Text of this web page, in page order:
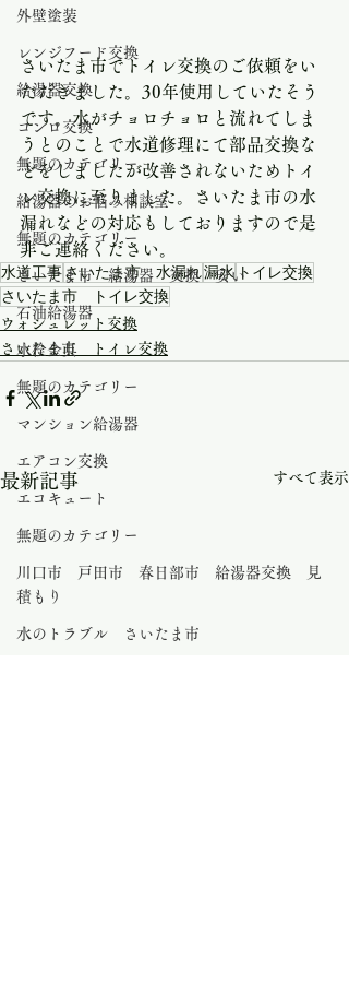
外壁塗装
レンジフード交換
給湯器交換
コンロ交換
無題のカテゴリー
給湯器のお悩み相談室
無題のカテゴリー
さいたま市 給湯器 交換 安い
石油給湯器
水栓金具
無題のカテゴリー
マンション給湯器
エアコン交換
エコキュート
無題のカテゴリー
川口市 戸田市 春日部市 給湯器交換 見
積もり
水のトラブル さいたま市
さいたま市でトイレ交換のご依頼をい
ただきました。30年使用していたそう
です。水がチョロチョロと流れてしま
うとのことで水道修理にて部品交換な
どをしましたが改善されないためトイ
レ交換に至りました。さいたま市の水
漏れなどの対応もしておりますので是
非ご連絡ください。
水道工事さいたま市 水漏れ漏水 トイレ交換
さいたま市 トイレ交換
ウォシュレット交換
さいたま市 トイレ交換
最新記事 すべて表示